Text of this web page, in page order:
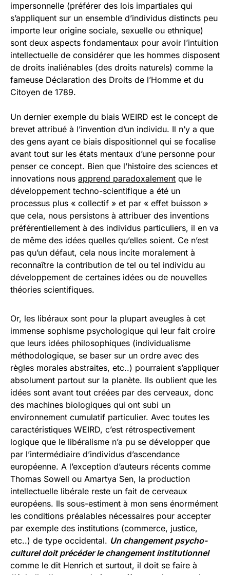
impersonnelle (préférer des lois impartiales qui
s’appliquent sur un ensemble d’individus distincts peu
importe leur origine sociale, sexuelle ou ethnique)
sont deux aspects fondamentaux pour avoir l’intuition
intellectuelle de considérer que les hommes disposent
de droits inaliénables (des droits naturels) comme la
fameuse Déclaration des Droits de l’Homme et du
Citoyen de 1789.
Un dernier exemple du biais WEIRD est le concept de
brevet attribué à l’invention d’un individu. Il n’y a que
des gens ayant ce biais dispositionnel qui se focalise
avant tout sur les états mentaux d’une personne pour
penser ce concept. Bien que l’histoire des sciences et
innovations nous apprend paradoxalement que le
développement techno-scientifique a été un
processus plus « collectif » et par « effet buisson »
que cela, nous persistons à attribuer des inventions
préférentiellement à des individus particuliers, il en va
de même des idées quelles qu’elles soient. Ce n’est
pas qu’un défaut, cela nous incite moralement à
reconnaître la contribution de tel ou tel individu au
développement de certaines idées ou de nouvelles
théories scientifiques.
Or, les libéraux sont pour la plupart aveugles à cet
immense sophisme psychologique qui leur fait croire
que leurs idées philosophiques (individualisme
méthodologique, se baser sur un ordre avec des
règles morales abstraites, etc..) pourraient s’appliquer
absolument partout sur la planète. Ils oublient que les
idées sont avant tout créées par des cerveaux, donc
des machines biologiques qui ont subi un
environnement cumulatif particulier. Avec toutes les
caractéristiques WEIRD, c’est rétrospectivement
logique que le libéralisme n’a pu se développer que
par l’intermédiaire d’individus d’ascendance
européenne. A l’exception d’auteurs récents comme
Thomas Sowell ou Amartya Sen, la production
intellectuelle libérale reste un fait de cerveaux
européens. Ils sous-estiment à mon sens énormément
les conditions préalables nécessaires pour accepter
par exemple des institutions (commerce, justice,
etc..) de type occidental. Un changement psycho-
culturel doit précéder le changement institutionnel
comme le dit Henrich et surtout, il doit se faire à